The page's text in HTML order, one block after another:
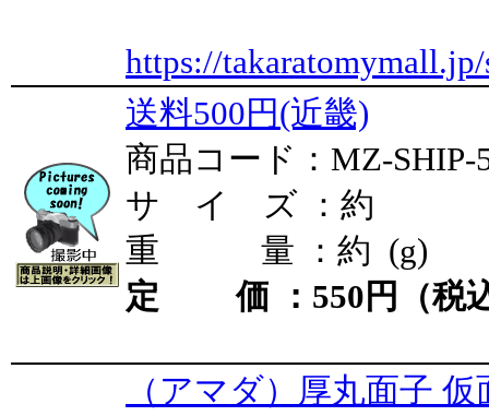
https://
送料500円(近畿)
商品コード：MZ-SHIP-
サ イ ズ ：約
重 量 ：約 (g)
定 価 ：550円（税
（アマダ）厚丸面子